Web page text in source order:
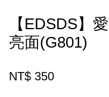
【EDSDS】
亮面(G801)
NT$ 350